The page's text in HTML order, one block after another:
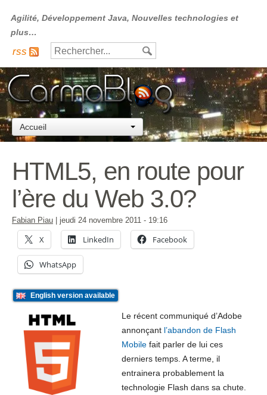
Agilité, Développement Java, Nouvelles technologies et
plus…
rss
Accueil
HTML5, en route pour
l’ère du Web 3.0?
Fabian Piau jeudi 24 novembre 2011 - 19:16
X LinkedIn Facebook
WhatsApp
English version available
Le récent communiqué d’Adobe
annonçant l’abandon de Flash
Mobile fait parler de lui ces
derniers temps. A terme, il
entrainera probablement la
technologie Flash dans sa chute.